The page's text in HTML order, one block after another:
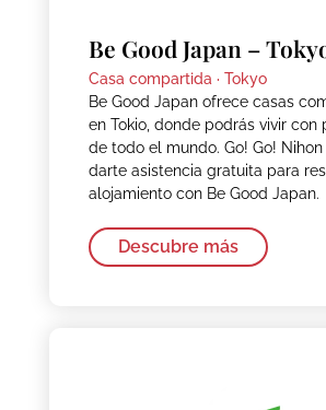
Be Good Japan –
Casa compartida · Tokyo
Be Good Japan ofrece casas
en Tokio, donde podrás vivir con
de todo el mundo. Go! Go!
darte asistencia gratuita para
alojamiento con Be Good Japan.
Descubre más